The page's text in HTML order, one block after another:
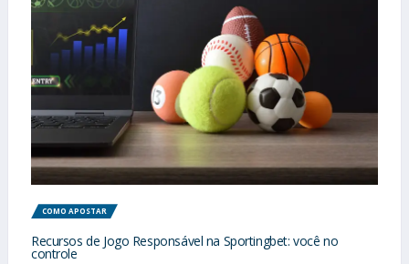
COMO APOSTAR
Recursos de Jogo Responsável na Sportingbet: você no
controle